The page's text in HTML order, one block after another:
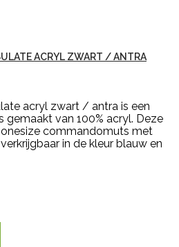
ACRYL ZWART / ANTRA
acryl zwart / antra is een
van 100% acryl. Deze
commandomuts met
in de kleur blauw en